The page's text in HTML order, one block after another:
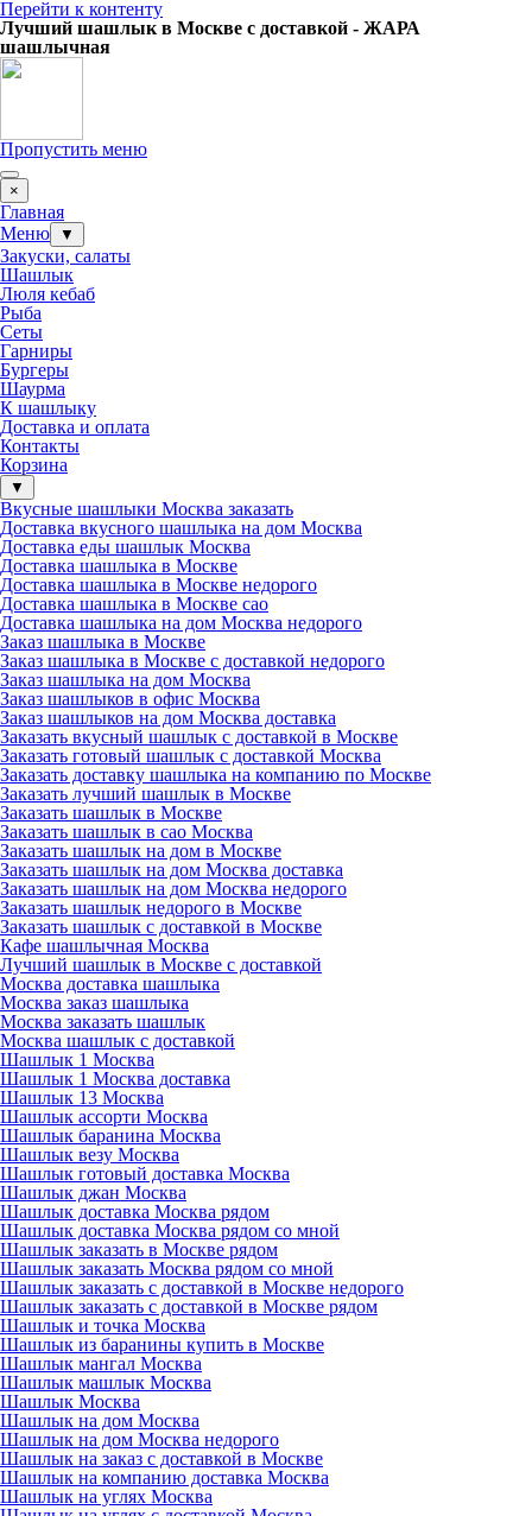
Перейти к контенту
Лучший шашлык в Москве с доставкой - ЖАРА
шашлычная
Пропустить меню
×
Главная
Меню
▼
Закуски, салаты
Шашлык
Люля кебаб
Рыба
Сеты
Гарниры
Бургеры
Шаурма
К шашлыку
Доставка и оплата
Контакты
Корзина
▼
Вкусные шашлыки Москва заказать
Доставка вкусного шашлыка на дом Москва
Доставка еды шашлык Москва
Доставка шашлыка в Москве
Доставка шашлыка в Москве недорого
Доставка шашлыка в Москве сао
Доставка шашлыка на дом Москва недорого
Заказ шашлыка в Москве
Заказ шашлыка в Москве с доставкой недорого
Заказ шашлыка на дом Москва
Заказ шашлыков в офис Москва
Заказ шашлыков на дом Москва доставка
Заказать вкусный шашлык с доставкой в Москве
Заказать готовый шашлык с доставкой Москва
Заказать доставку шашлыка на компанию по Москве
Заказать лучший шашлык в Москве
Заказать шашлык в Москве
Заказать шашлык в сао Москва
Заказать шашлык на дом в Москве
Заказать шашлык на дом Москва доставка
Заказать шашлык на дом Москва недорого
Заказать шашлык недорого в Москве
Заказать шашлык с доставкой в Москве
Кафе шашлычная Москва
Лучший шашлык в Москве с доставкой
Москва доставка шашлыка
Москва заказ шашлыка
Москва заказать шашлык
Москва шашлык с доставкой
Шашлык 1 Москва
Шашлык 1 Москва доставка
Шашлык 13 Москва
Шашлык ассорти Москва
Шашлык баранина Москва
Шашлык везу Москва
Шашлык готовый доставка Москва
Шашлык джан Москва
Шашлык доставка Москва рядом
Шашлык доставка Москва рядом со мной
Шашлык заказать в Москве рядом
Шашлык заказать Москва рядом со мной
Шашлык заказать с доставкой в Москве недорого
Шашлык заказать с доставкой в Москве рядом
Шашлык и точка Москва
Шашлык из баранины купить в Москве
Шашлык мангал Москва
Шашлык машлык Москва
Шашлык Москва
Шашлык на дом Москва
Шашлык на дом Москва недорого
Шашлык на заказ с доставкой в Москве
Шашлык на компанию доставка Москва
Шашлык на углях Москва